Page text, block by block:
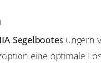
Segelbootes ungern
eine optimale